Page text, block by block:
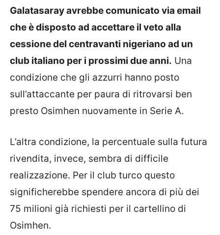
Galatasaray avrebbe comunicato via email
che è disposto ad accettare il veto alla
cessione del centravanti nigeriano ad un
club italiano per i prossimi due anni. Una
condizione che gli azzurri hanno posto
sull’attaccante per paura di ritrovarsi ben
presto Osimhen nuovamente in Serie A.
L’altra condizione, la percentuale sulla futura
rivendita, invece, sembra di difficile
realizzazione. Per il club turco questo
significherebbe spendere ancora di più dei
75 milioni già richiesti per il cartellino di
Osimhen.